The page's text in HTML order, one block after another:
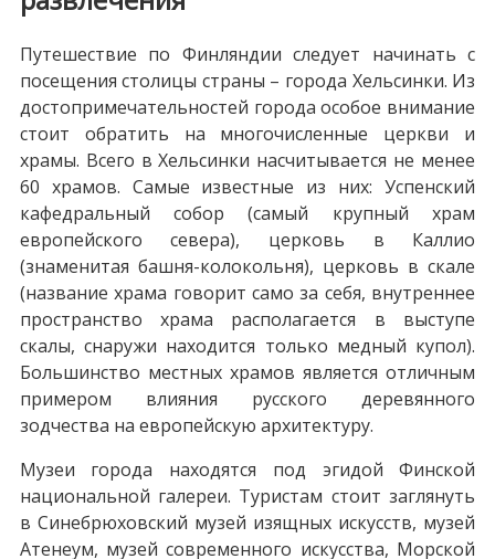
Путешествие по Финляндии следует начинать с
посещения столицы страны – города Хельсинки. Из
достопримечательностей города особое внимание
стоит обратить на многочисленные церкви и
храмы. Всего в Хельсинки насчитывается не менее
60 храмов. Самые известные из них: Успенский
кафедральный собор (самый крупный храм
европейского севера), церковь в Каллио
(знаменитая башня-колокольня), церковь в скале
(название храма говорит само за себя, внутреннее
пространство храма располагается в выступе
скалы, снаружи находится только медный купол).
Большинство местных храмов является отличным
примером влияния русского деревянного
зодчества на европейскую архитектуру.
Музеи города находятся под эгидой Финской
национальной галереи. Туристам стоит заглянуть
в Синебрюховский музей изящных искусств, музей
Атенеум, музей современного искусства, Морской